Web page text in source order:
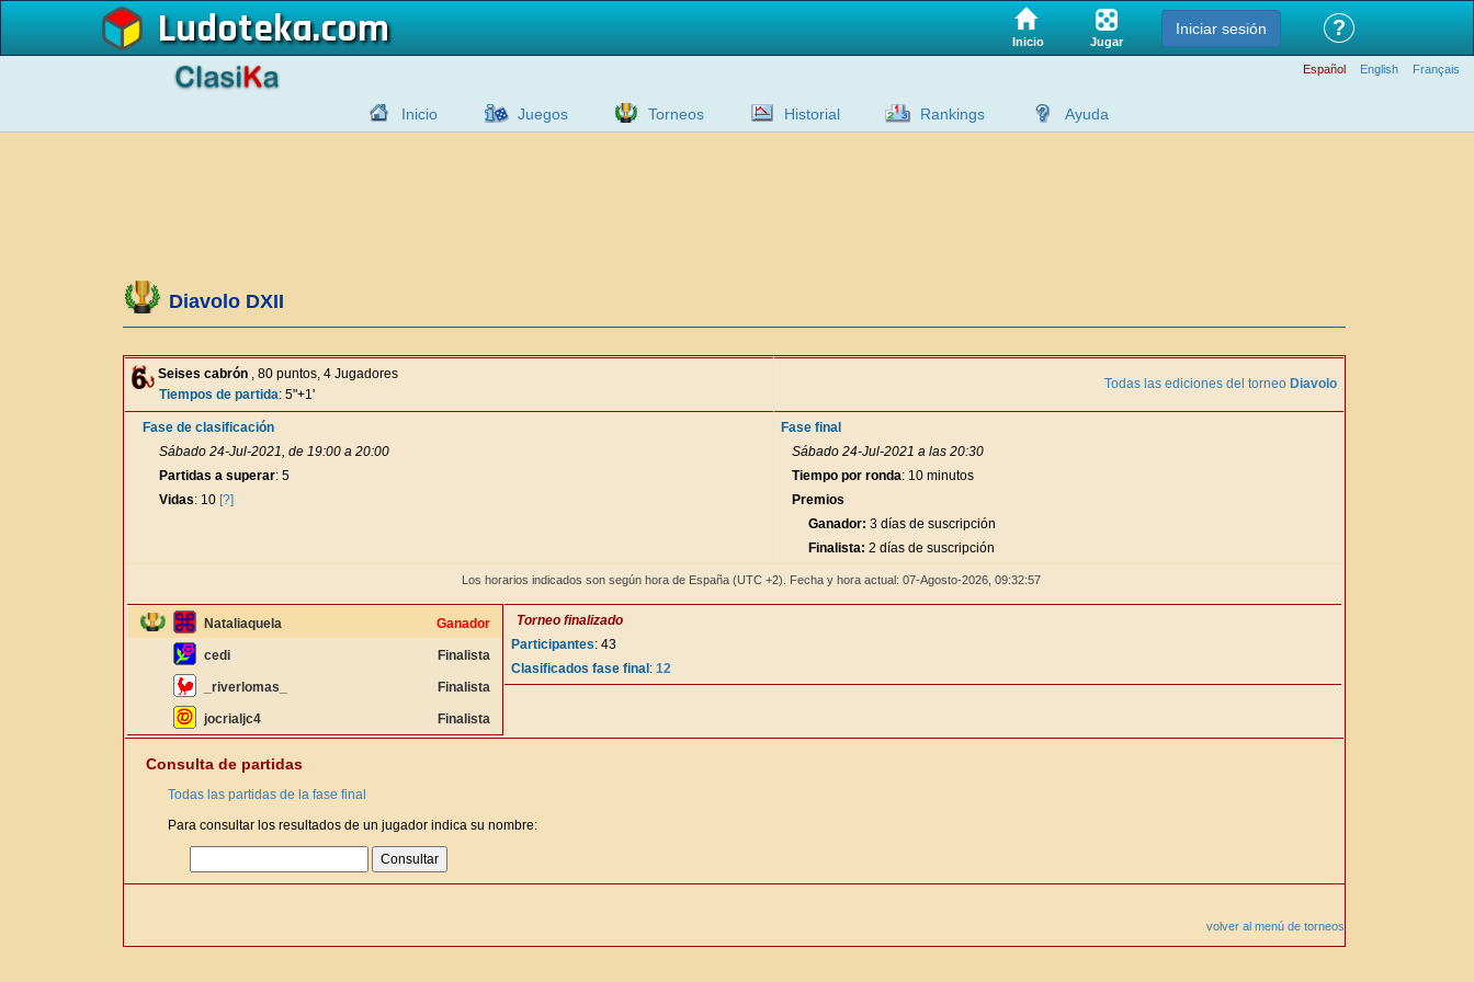
Ludoteka Inicio Jugar
Iniciar sesión ?
Español English Français
Inicio Juegos Torneos Historial Rankings Ayuda
Diavolo DXII
Seises cabrón , 80 puntos, 4 Jugadores
Tiempos de partida: 5"+1'
Todas las ediciones del torneo Diavolo
Fase de clasificación
Sábado 24-Jul-2021, de 19:00 a 20:00
Partidas a superar: 5
Vidas: 10 [?]
Fase final
Sábado 24-Jul-2021 a las 20:30
Tiempo por ronda: 10 minutos
Premios
Ganador: 3 días de suscripción
Finalista: 2 días de suscripción
Los horarios indicados son según hora de España (UTC +2). Fecha y hora actual: 07-Agosto-2026, 09:32:57
Nataliaquela Ganador
cedi Finalista
_riverlomas_ Finalista
jocrialjc4 Finalista
Torneo finalizado
Participantes: 43
Clasificados fase final : 12
Consulta de partidas
Todas las partidas de la fase final
Para consultar los resultados de un jugador indica su nombre:
volver al menú de torneos